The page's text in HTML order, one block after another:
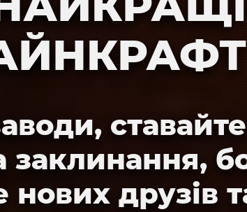
заклинання,
нових друзів